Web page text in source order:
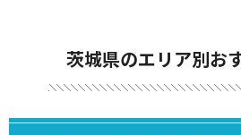
茨城県のエリア別お